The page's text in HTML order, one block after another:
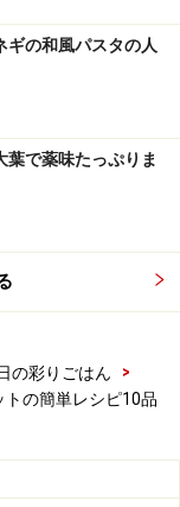
トチーズガ
トチーズ by ★い
みんなのレシピ
ットに包んだ、
す。アンチョビ
に満足感も感じ
ギの和風パスタの人
葉で薬味たっぷりま
の彩りごはん
>
の簡単レシピ10品